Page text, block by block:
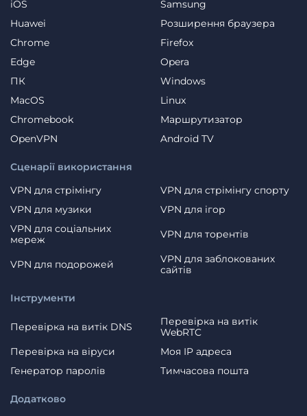
iOS
Samsung
Huawei
Розширення браузера
Chrome
Firefox
Edge
Opera
ПК
Windows
MacOS
Linux
Chromebook
Маршрутизатор
OpenVPN
Android TV
Сценарії використання
VPN для стрімінгу
VPN для стрімінгу спорту
VPN для музики
VPN для ігор
VPN для соціальних
мереж
VPN для торентів
VPN для подорожей
VPN для заблокованих
сайтів
Додатково
Інструменти
Перевірка на витік DNS
Перевірка на витік
WebRTC
Перевірка на віруси
Моя IP адреса
Генератор паролів
Тимчасова пошта